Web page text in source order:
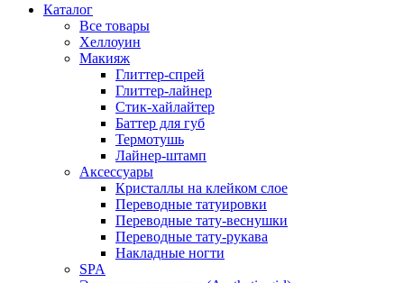
Каталог
Все товары
Хеллоуин
Макияж
Глиттер-спрей
Глиттер-лайнер
Стик-хайлайтер
Баттер для губ
Термотушь
Лайнер-штамп
Аксессуары
Кристаллы на клейком слое
Переводные татуировки
Переводные тату-веснушки
Переводные тату-рукава
Накладные ногти
SPA